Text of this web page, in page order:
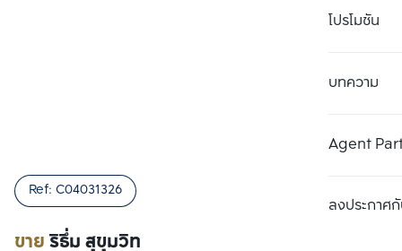
โปรโมชัน
บทความ
Agent
ลงประกาศกั
ขายริธึ่ม สุขุมวิท
Ref: C04031326 เปรียบเทียบ